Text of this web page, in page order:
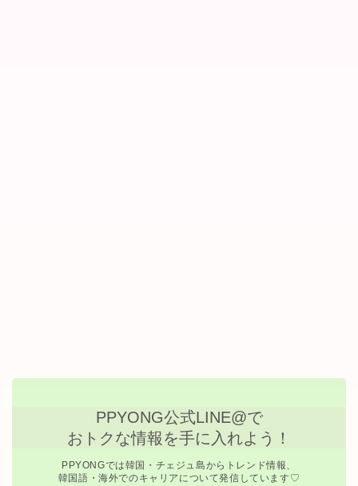
PPYONG公式LINE@で
おトクな情報を手に入れよう！
PPYONGでは韓国・チェジュ島からトレンド情報、
韓国語・海外でのキャリアについて発信しています♡